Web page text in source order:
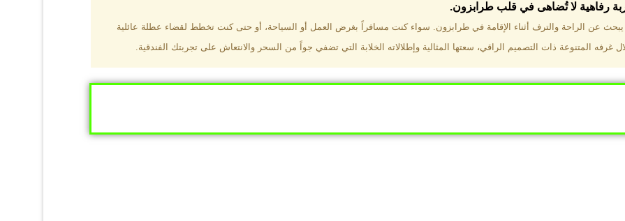
فندق دبل تري هيلتون طرابزون؟
مرافق متكاملة تشمل مسبحًا داخليًا، سبا، صالة ألعاب رياضية، ومطاعم عالمية.
رفاهية لا تُضاهى في قلب طرابزون.​
يبحث عن الراحة والترف أثناء الإقامة في طرابزون. سواء كنت مسافراً بغرض العمل أو السياحة، أو حتى كنت تخطط لقضاء عطلة عائلية
المتنوعة ذات التصميم الراقي، سعتها المثالية وإطلالاته الخلابة التي تضفي جواً من السحر والانتعاش على تجربتك الفندقية.